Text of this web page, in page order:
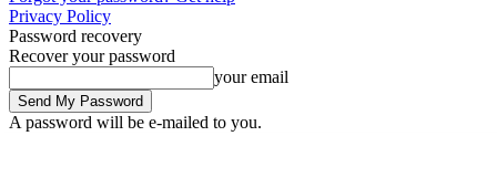
Privacy Policy
Password recovery
Recover your password
your email
A password will be e-mailed to you.